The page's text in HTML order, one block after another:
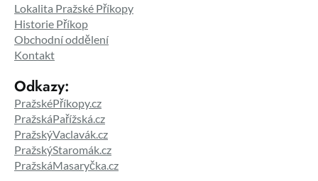
Lokalita Pražské Příkopy
Historie Příkop
Obchodní oddělení
Kontakt
Odkazy:
PražskéPříkopy.cz
PražskáPařížská.cz
PražskýVaclavák.cz
PražskýStaromák.cz
PražskáMasaryčka.cz